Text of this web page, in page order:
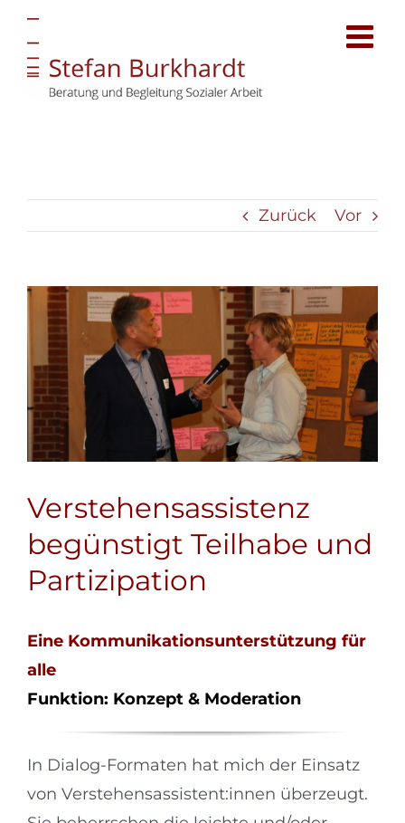
Zum
Inhalt
springen
Zurück Vor
Verstehensassistenz
begünstigt Teilhabe und
Partizipation
Eine Kommunikationsunterstützung für
alle
Funktion: Konzept & Moderation
In Dialog-Formaten hat mich der Einsatz
von Verstehensassistent:innen überzeugt.